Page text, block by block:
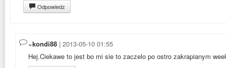
Odpowiedz
~kondi88 | 2013-05-10 01:55
Hej.Ciekawe to jest bo mi sie to zaczelo po ostro zakrapianym